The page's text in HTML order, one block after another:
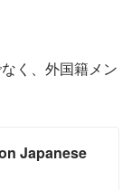
く、外国籍メン
Japanese